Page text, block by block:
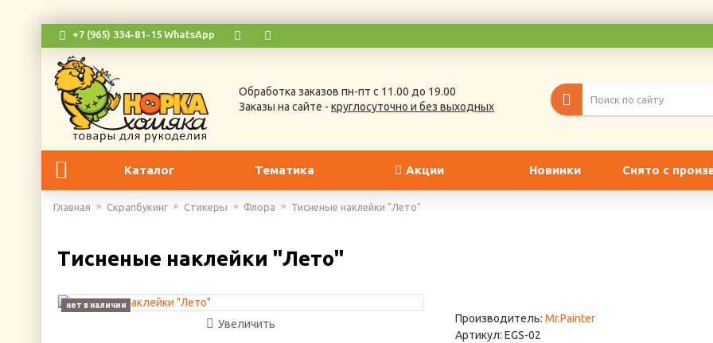
+7 (965) 334-81-15 WhatsApp
Обработка заказов пн-пт с 11.00 до 19.00
Заказы на сайте - круглосуточно и без выходных
Каталог Тематика Акции Новинки Снято с
Главная Скрапбукинг Стикеры Флора Тисненые наклейки "Лето"
Тисненые наклейки "Лето"
нет в наличии
Увеличить Производитель: Mr.Painter
Артикул: EGS-02